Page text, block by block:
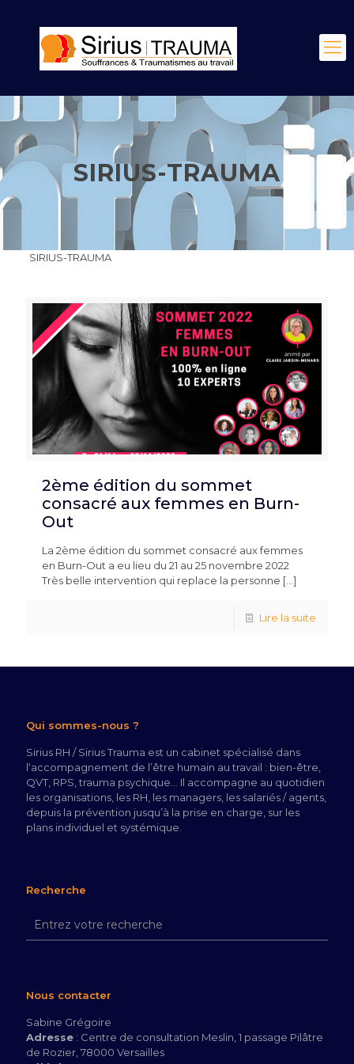
SIRIUS-TRAUMA
SIRIUS-TRAUMA
2ème édition du sommet
consacré aux femmes en Burn-
Out
La 2ème édition du sommet consacré aux femmes
en Burn-Out a eu lieu du 21 au 25 novembre 2022
Très belle intervention qui replace la personne […]
Lire la suite
Qui sommes-nous ?
Sirius RH / Sirius Trauma est un cabinet spécialisé dans
l‘accompagnement de l’être humain au travail : bien-être,
QVT, RPS, trauma psychique… Il accompagne au quotidien
les organisations, les RH, les managers, les salariés / agents,
depuis la prévention jusqu’à la prise en charge, sur les
plans individuel et systémique.
Recherche
Nous contacter
Sabine Grégoire
Adresse : Centre de consultation Meslin, 1 passage Pilâtre
de Rozier, 78000 Versailles